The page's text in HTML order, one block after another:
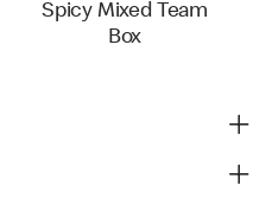
Spicy Mixed Team
Box